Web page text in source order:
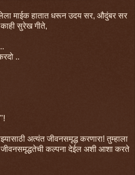
माईक हातात धरून उदय सर, औदुंबर सर
सुरेख गीते,
..
अत्यंत जीवनसमृद्ध करणारा! तुम्हाला
कल्पना देईल अशी आशा करते